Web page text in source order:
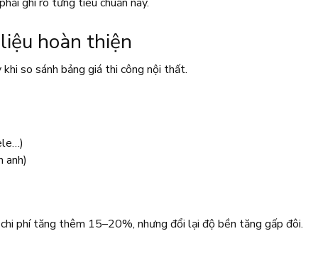
hoàn thiện
so sánh bảng giá thi công nội thất.
anh)
phí tăng thêm 15–20%, nhưng đổi lại độ bền tăng gấp đôi.